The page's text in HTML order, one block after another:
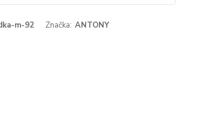
m-92 Značka: ANTONY